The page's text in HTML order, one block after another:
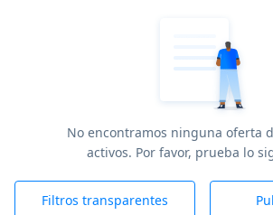
No encontramos ninguna oferta
activos. Por favor, prueba lo
Filtros transparentes